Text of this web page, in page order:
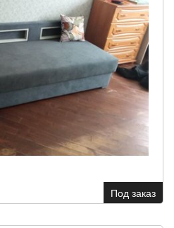
Под заказ